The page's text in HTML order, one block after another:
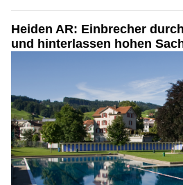
Heiden AR: Einbrecher
und hinterlassen hohen